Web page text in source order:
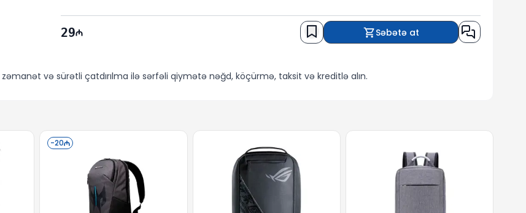
29 Səbətə at
və sürətli çatdırılma ilə sərfəli qiymətə nəğd, köçürmə, taksit və kreditlə alın.
-20